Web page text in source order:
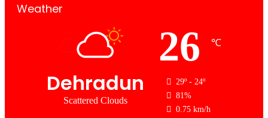
Weather
Dehradun
Scattered Clouds
26 ℃
29º - 24º
81%
0.75 km/h